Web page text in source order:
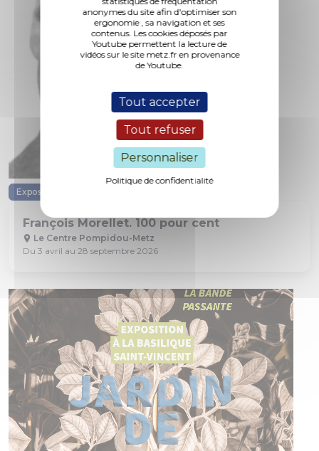
anonymes du site afin d'optimiser son
ergonomie , sa navigation et ses
contenus. Les cookies déposés par
Youtube permettent la lecture de
vidéos sur le site metz.fr en provenance
de Youtube.
Tout accepter
Tout refuser
Personnaliser
Politique de confidentialité
Exposition
François Morellet. 100 pour cent
Le Centre Pompidou-Metz
Du 3 avril au 28 septembre 2026